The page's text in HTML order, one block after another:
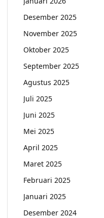
Desember 2025
November 2025
Oktober 2025
September 2025
Agustus 2025
Juli 2025
Juni 2025
Mei 2025
April 2025
Maret 2025
Februari 2025
Januari 2025
Desember 2024